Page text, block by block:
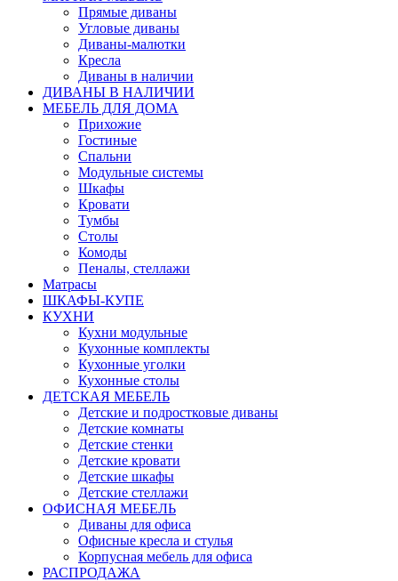
Прямые диваны
Угловые диваны
Диваны-малютки
Кресла
Диваны в наличии
ДИВАНЫ В НАЛИЧИИ
МЕБЕЛЬ ДЛЯ ДОМА
Прихожие
Гостиные
Спальни
Модульные системы
Шкафы
Кровати
Тумбы
Столы
Комоды
Пеналы, стеллажи
Матрасы
ШКАФЫ-КУПЕ
КУХНИ
Кухни модульные
Кухонные комплекты
Кухонные уголки
Кухонные столы
ДЕТСКАЯ МЕБЕЛЬ
Детские и подростковые диваны
Детские комнаты
Детские стенки
Детские кровати
Детские шкафы
Детские стеллажи
ОФИСНАЯ МЕБЕЛЬ
Диваны для офиса
Офисные кресла и стулья
Корпусная мебель для офиса
РАСПРОДАЖА